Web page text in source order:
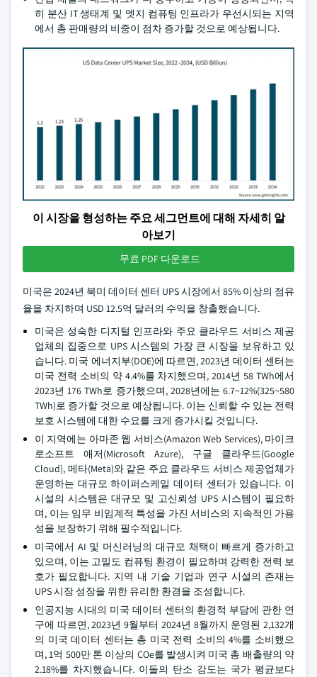
히 분산 IT 생태계 및 엣지 컴퓨팅 인프라가 우선시되는 지역
에서 총 판매량의 비중이 점차 증가할 것으로 예상됩니다.
이 시장을 형성하는 주요 세그먼트에 대해 자세히 알
아보기
무료 PDF 다운로드
미국은 2024년 북미 데이터 센터 UPS 시장에서 85% 이상의 점유
율을 차지하며 USD 12.5억 달러의 수익을 창출했습니다.
미국은 성숙한 디지털 인프라와 주요 클라우드 서비스 제공
업체의 집중으로 UPS 시스템의 가장 큰 시장을 보유하고 있
습니다. 미국 에너지부(DOE)에 따르면, 2023년 데이터 센터는
미국 전력 소비의 약 4.4%를 차지했으며, 2014년 58 TWh에서
2023년 176 TWh로 증가했으며, 2028년에는 6.7~12%(325~580
TWh)로 증가할 것으로 예상됩니다. 이는 신뢰할 수 있는 전력
보호 시스템에 대한 수요를 크게 증가시킬 것입니다.
이 지역에는 아마존 웹 서비스(Amazon Web Services), 마이크
로소프트 애저(Microsoft Azure), 구글 클라우드(Google
Cloud), 메타(Meta)와 같은 주요 클라우드 서비스 제공업체가
운영하는 대규모 하이퍼스케일 데이터 센터가 있습니다. 이
시설의 시스템은 대규모 및 고신뢰성 UPS 시스템이 필요하
며, 이는 임무 비임계적 특성을 가진 서비스의 지속적인 가용
성을 보장하기 위해 필수적입니다.
미국에서 AI 및 머신러닝의 대규모 채택이 빠르게 증가하고
있으며, 이는 고밀도 컴퓨팅 환경이 필요하며 강력한 전력 보
호가 필요합니다. 지역 내 기술 기업과 연구 시설의 존재는
UPS 시장 성장을 위한 유리한 환경을 조성합니다.
인공지능 시대의 미국 데이터 센터의 환경적 부담에 관한 연
구에 따르면, 2023년 9월부터 2024년 8월까지 운영된 2,132개
의 미국 데이터 센터는 총 미국 전력 소비의 4%를 소비했으
며, 1억 500만 톤 이상의 COe를 발생시켜 미국 총 배출량의 약
2.18%를 차지했습니다. 이들의 탄소 강도는 국가 평균보다